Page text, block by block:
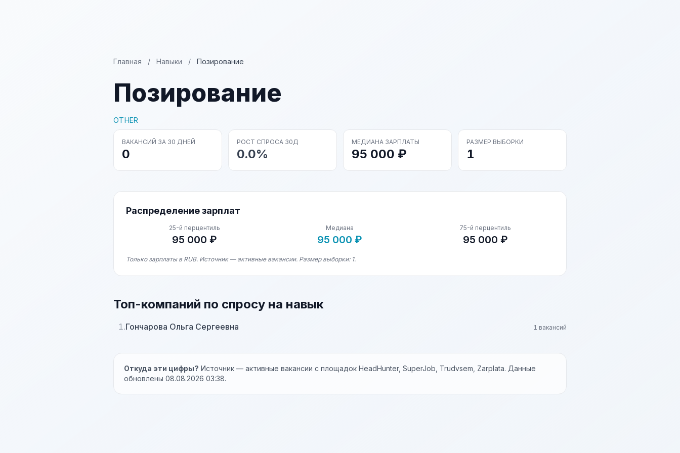
Главная / Навыки / Позирование
Позирование
OTHER
ВАКАНСИЙ ЗА 30 ДНЕЙ
0
РОСТ СПРОСА 30Д
0.0%
МЕДИАНА ЗАРПЛАТЫ
95 000 ₽
РАЗМЕР ВЫБОРКИ
1
Распределение зарплат
25-й перцентиль
95 000 ₽
Медиана
95 000 ₽
75-й перцентиль
95 000 ₽
Только зарплаты в RUB. Источник — активные вакансии. Размер выборки: 1.
Топ-компаний по спросу на навык
1.Гончарова Ольга Сергеевна 1 вакансий
Откуда эти цифры? Источник — активные вакансии с площадок HeadHunter, SuperJob, Trudvsem, Zarplata. Данные
обновлены 08.08.2026 03:38.